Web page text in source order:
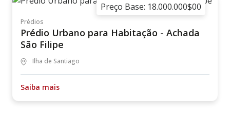
Preço Base: 18.000.000$00
Prédios
Prédio Urbano para Habitação - Achada
São Filipe
Ilha de Santiago
Saiba mais